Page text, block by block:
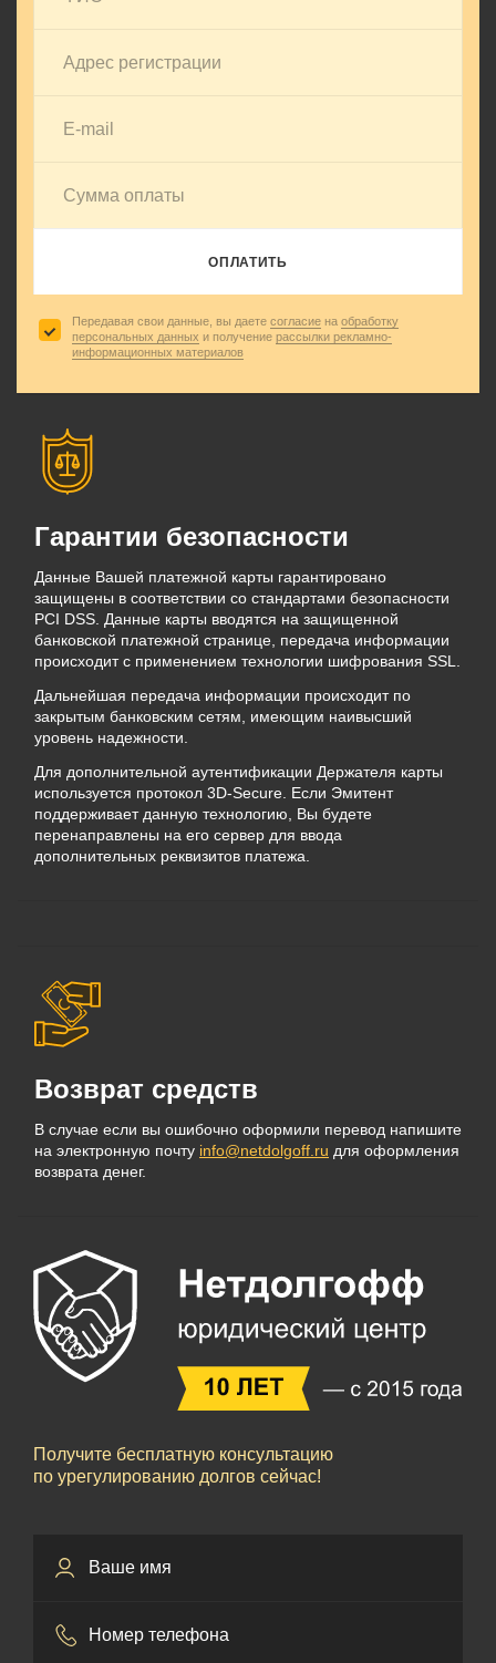
ОПЛАТИТЬ
Передавая свои данные, вы даете согласие на обработку
персональных данных и получение рассылки рекламно-
информационных материалов
Гарантии безопасности
Данные Вашей платежной карты гарантировано
защищены в соответствии со стандартами безопасности
PCI DSS. Данные карты вводятся на защищенной
банковской платежной странице, передача информации
происходит с применением технологии шифрования SSL.
Дальнейшая передача информации происходит по
закрытым банковским сетям, имеющим наивысший
уровень надежности.
Для дополнительной аутентификации Держателя карты
используется протокол 3D-Secure. Если Эмитент
поддерживает данную технологию, Вы будете
перенаправлены на его сервер для ввода
дополнительных реквизитов платежа.
Возврат средств
В случае если вы ошибочно оформили перевод напишите
на электронную почту info@netdolgoff.ru для оформления
возврата денег.
Получите бесплатную консультацию
по урегулированию долгов сейчас!